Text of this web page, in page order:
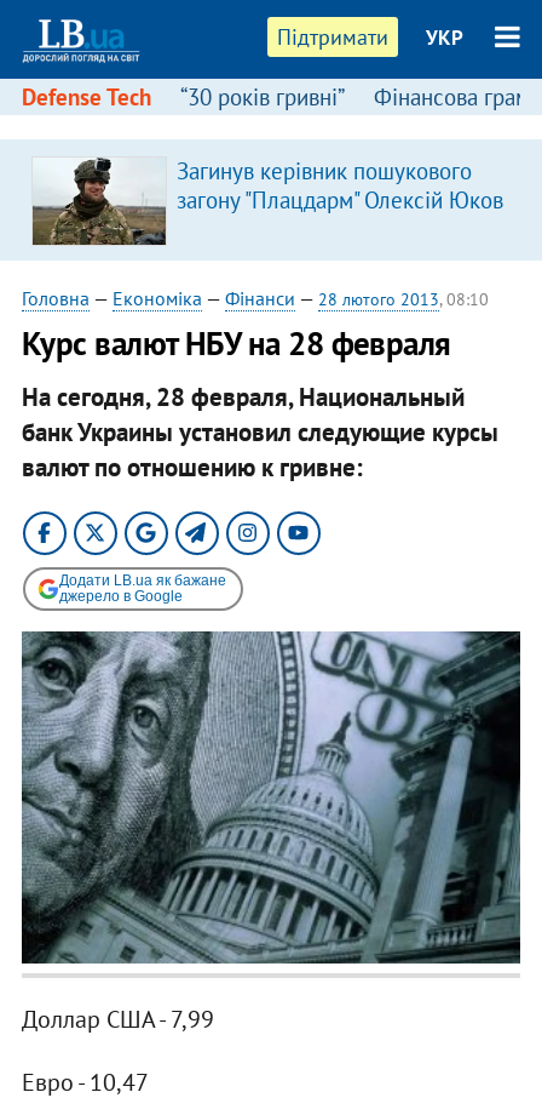
Підтримати УКР
Defense Tech “30 років гривні” Фінансова
Загинув керівник пошукового
загону "Плацдарм" Олексій Юков
Головна — Економіка — Фінанси — 28 лютого 2013, 08:10
Курс валют НБУ на 28 февраля
На сегодня, 28 февраля, Национальный
банк Украины установил следующие курсы
валют по отношению к гривне:
Додати LB.ua як бажане
джерело в Google
Доллар США - 7,99
Евро - 10,47